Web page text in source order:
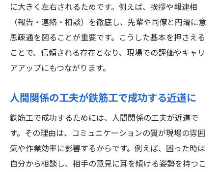
に大きく左右されるためです。例えば、挨拶や報連相
（報告・連絡・相談）を徹底し、先輩や同僚と円滑に意
思疎通を図ることが重要です。こうした基本を押さえる
ことで、信頼される存在となり、現場での評価やキャリ
アアップにもつながります。
人間関係の工夫が鉄筋工で成功する近道に
鉄筋工で成功するためには、人間関係の工夫が近道で
す。その理由は、コミュニケーションの質が現場の雰囲
気や作業効率に影響するからです。例えば、困った時は
自分から相談し、相手の意見に耳を傾ける姿勢を持つこ